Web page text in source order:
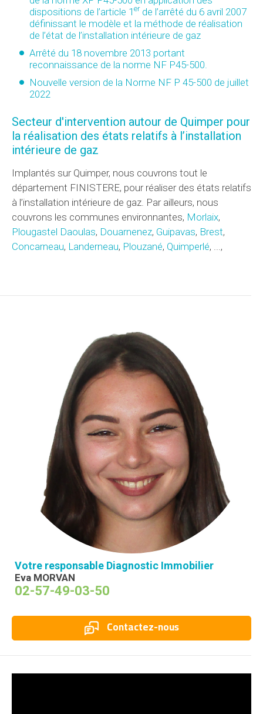
dispositions de l’article 1 erde l’arrêté du 6 avril 2007
définissant le modèle et la méthode de réalisation
de l’état de l’installation intérieure de gaz
Arrêté du 18 novembre 2013 portant
reconnaissance de la norme NF P45-500.
Nouvelle version de la Norme NF P 45-500 de juillet
2022
Secteur d'intervention autour de Quimper pour
la réalisation des états relatifs à l’installation
intérieure de gaz
Implantés sur Quimper, nous couvrons tout le
département FINISTERE, pour réaliser des états relatifs
à l’installation intérieure de gaz. Par ailleurs, nous
couvrons les communes environnantes, Morlaix,
Plougastel Daoulas, Douarnenez, Guipavas, Brest,
Concarneau, Landerneau, Plouzané, Quimperlé, ...,
Votre responsable Diagnostic Immobilier
Eva MORVAN
02-57-49-03-50
Contactez-nous